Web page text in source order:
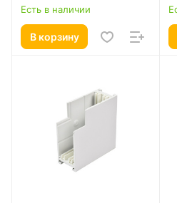
Есть в наличии
В корзину